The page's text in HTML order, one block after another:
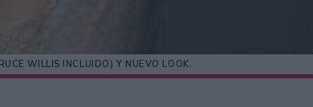
WILLIS INCLUIDO) Y NUEVO LOOK.